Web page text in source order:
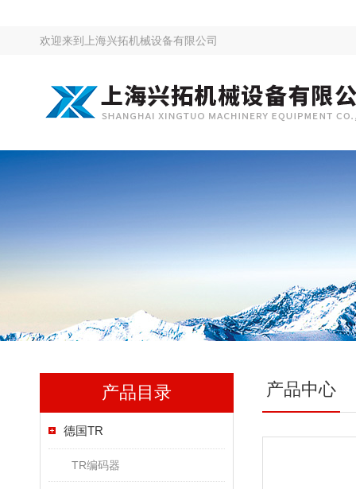
欢迎来到 上海兴拓机械设备有限公司
产品目录
德国TR
TR编码器
产品中心